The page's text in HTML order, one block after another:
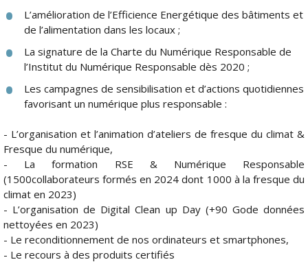
L’amélioration de l’Efficience Energétique des bâtiments et
de l’alimentation dans les locaux ;
La signature de la Charte du Numérique Responsable de
l’Institut du Numérique Responsable dès 2020 ;
Les campagnes de sensibilisation et d’actions quotidiennes
favorisant un numérique plus responsable :
- L’organisation et l’animation d’ateliers de fresque du climat &
Fresque du numérique,
- La formation RSE & Numérique Responsable
(1500collaborateurs formés en 2024 dont 1000 à la fresque du
climat en 2023)
- L’organisation de Digital Clean up Day (+90 Gode données
nettoyées en 2023)
- Le reconditionnement de nos ordinateurs et smartphones,
- Le recours à des produits certifiés